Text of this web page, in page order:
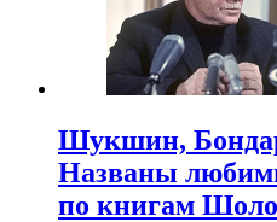
Шукшин,
Названы
по книгам